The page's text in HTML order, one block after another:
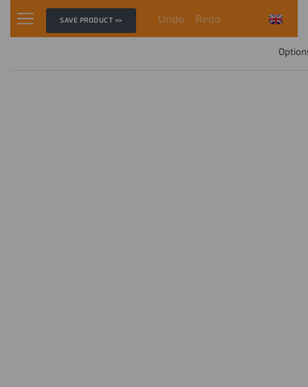
SAVE PRODUCT >> Undo Redo